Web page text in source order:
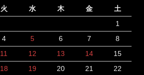
火 水 木 金
土
1
4 5 6 7
8
11 12 13 14
15
18 19 20 21
22